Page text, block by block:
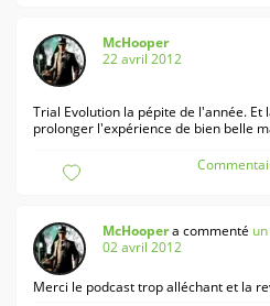
McHooper
22 avril 2012
Trial Evolution la pépite de l'année.
prolonger l'expérience de bien belle
McHoopera commenté
02 avril 2012
Merci le podcast trop alléchant et la